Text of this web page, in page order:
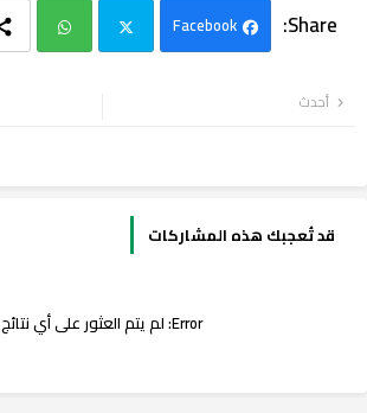
Facebook
أحدث
قد تُعجبك هذه المشاركات
Error: لم يتم العثور على أي نتائج